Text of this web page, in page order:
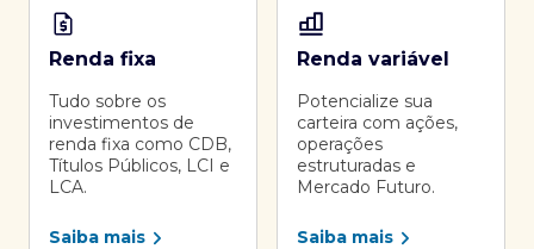
Renda fixa
Tudo sobre os
investimentos de
renda fixa como CDB,
Títulos Públicos, LCI e
LCA.
Saiba mais
Renda variável
Potencialize sua
carteira com ações,
operações
estruturadas e
Mercado Futuro.
Saiba mais